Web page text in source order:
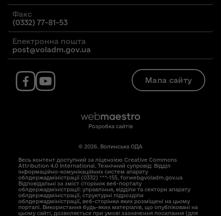
Факс
(0332) 77-81-53
Електронна пошта
post@voladm.gov.ua
Мапа сайту
Розробка сайтів
© 2026. Волинська ОДА
Весь контент доступний за ліцензією Creative Commons
Attribution 4.0 International. Технічний супровід: Відділ
інформаційно-комунікаційних систем апарату
облдержадміністрації (0332) ***-155, forweb@voladm.gov.ua
Відповідальні за зміст сторінок веб-порталу
облдержадміністрації: управління, відділи та сектори апарату
облдержадміністрації, структурні підрозділи
облдержадміністрації, веб-сторінки яких розміщені на цьому
порталі. Використання будь-яких матеріалів, що опубліковані на
цьому сайті, дозволяється при умові зазначення посилання (для